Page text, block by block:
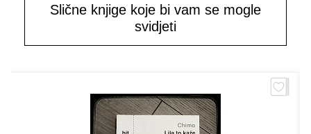
Slične knjige koje bi vam se mogle
svidjeti